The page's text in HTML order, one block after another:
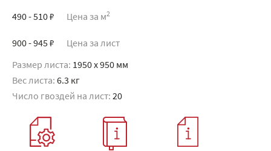
490 - 510 ₽ Цена за м2
900 - 945 ₽ Цена за лист
Размер листа: 1950 x 950 мм
Вес листа: 6.3 кг
Число гвоздей на лист: 20